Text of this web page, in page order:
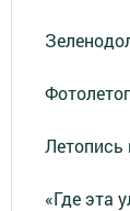
Летопись
«Где эта